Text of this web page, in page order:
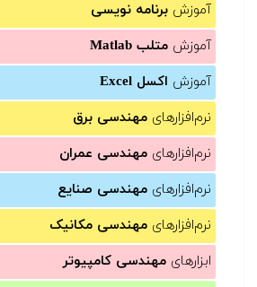
آموزش برنامه نویسی
آموزش متلب Matlab
آموزش اکسل Excel
نرم‌افزارهای مهندسی برق
نرم‌افزارهای مهندسی عمران
نرم‌افزارهای مهندسی صنایع
نرم‌افزارهای مهندسی مکانیک
ابزارهای مهندسی کامپیوتر